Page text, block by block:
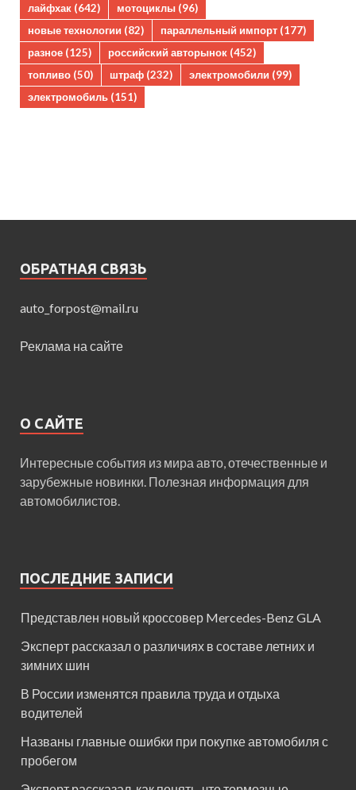
лайфхак (642) мотоциклы (96)
новые технологии (82) параллельный импорт (177)
разное (125) российский авторынок (452)
топливо (50) штраф (232) электромобили (99)
электромобиль (151)
ОБРАТНАЯ СВЯЗЬ
auto_forpost@mail.ru
Реклама на сайте
О САЙТЕ
Интересные события из мира авто, отечественные и
зарубежные новинки. Полезная информация для
автомобилистов.
ПОСЛЕДНИЕ ЗАПИСИ
Представлен новый кроссовер Mercedes-Benz GLA
Эксперт рассказал о различиях в составе летних и
зимних шин
В России изменятся правила труда и отдыха
водителей
Названы главные ошибки при покупке автомобиля с
пробегом